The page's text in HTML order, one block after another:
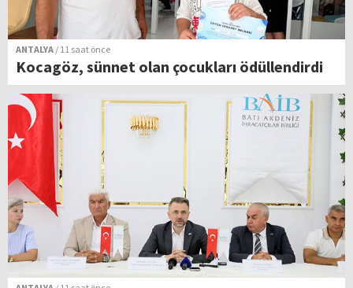
ANTALYA / 11 saat önce
Kocagöz, sünnet olan çocukları ödüllendirdi